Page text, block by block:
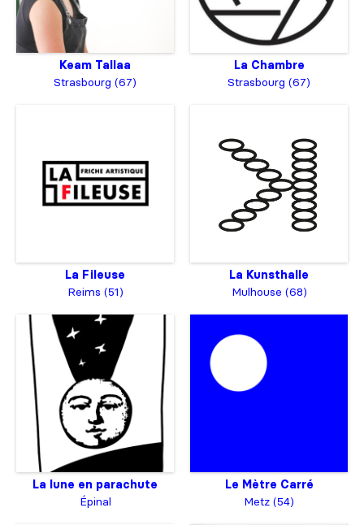
Keam Tallaa
Strasbourg (67)
La Chambre
Strasbourg (67)
La Fileuse
Reims (51)
La Kunsthalle
Mulhouse (68)
La lune en parachute
Épinal
Le Mètre Carré
Metz (54)